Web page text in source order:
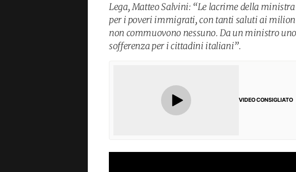
Lega, Matteo Salvini: “Le lacrime della
per i poveri immigrati, con tanti saluti ai
non commuovono nessuno. Da un ministro
sofferenza per i cittadini italiani”.
VIDEO CONSIGLIATO